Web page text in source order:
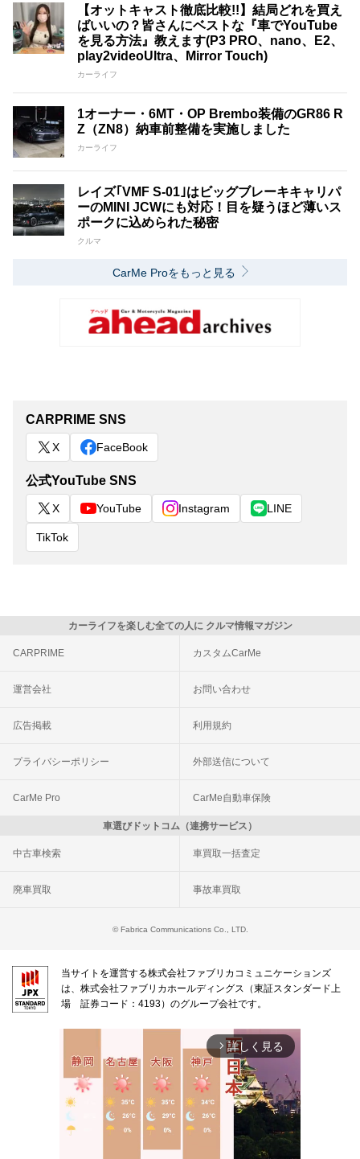
【オットキャスト徹底比較!!】結局どれを買え
ばいいの？皆さんにベストな『車でYouTube
を見る方法』教えます(P3 PRO、nano、E2、
play2videoUltra、Mirror Touch)
カーライフ
1オーナー・6MT・OP Brembo装備のGR86 R
Z（ZN8）納車前整備を実施しました
カーライフ
レイズ｢VMF S-01｣はビッグブレーキキャリパ
ーのMINI JCWにも対応！目を疑うほど薄いス
ポークに込められた秘密
クルマ
CarMe Proをもっと見る
CARPRIME SNS
X FaceBook
公式YouTube SNS
X YouTube Instagram LINE
TikTok
カーライフを楽しむ全ての人に クルマ情報マガジン
CARPRIME カスタムCarMe
運営会社 お問い合わせ
広告掲載 利用規約
プライバシーポリシー 外部送信について
CarMe Pro CarMe自動車保険
車選びドットコム（連携サービス）
中古車検索 車買取一括査定
廃車買取 事故車買取
© Fabrica Communications Co., LTD.
当サイトを運営する株式会社ファブリカコミュニケーションズ
は、株式会社ファブリカホールディングス（東証スタンダード上
場 証券コード：4193）のグループ会社です。
arrow_forward_ios 詳しく見る